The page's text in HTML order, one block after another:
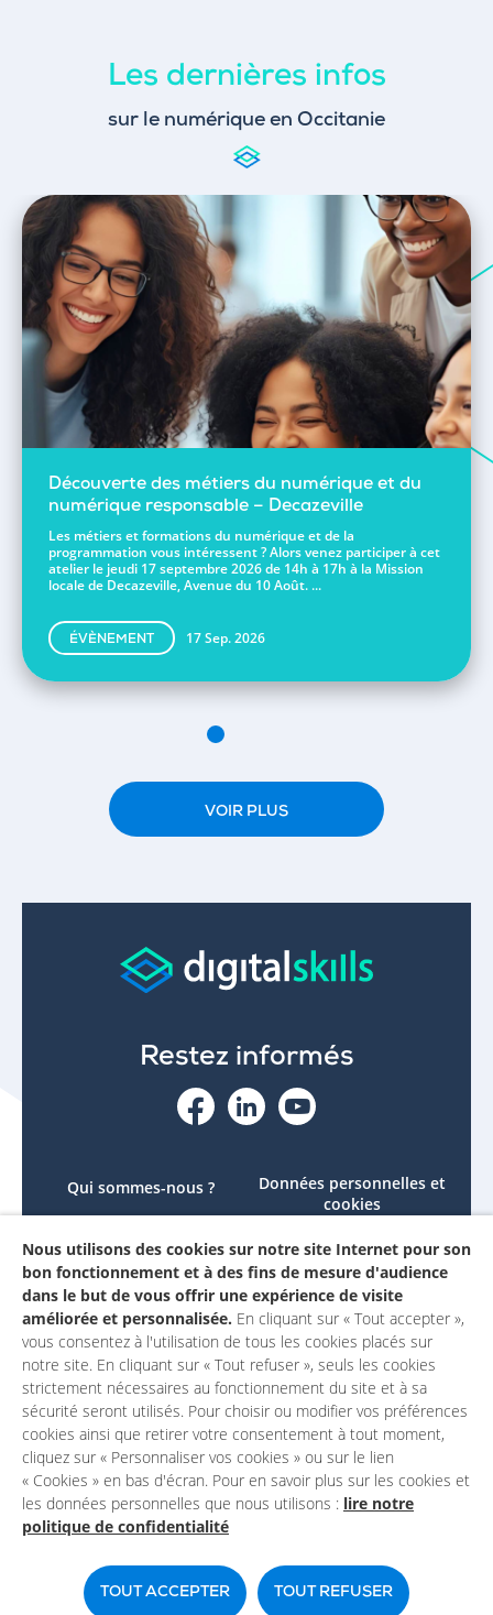
Les dernières infos
sur le numérique en Occitanie
Découverte des métiers du numérique et du
numérique responsable – Decazeville
Les métiers et formations du numérique et de la
programmation vous intéressent ? Alors venez participer à cet
atelier le jeudi 17 septembre 2026 de 14h à 17h à la Mission
locale de Decazeville, Avenue du 10 Août. ...
ÉVÈNEMENT 17 Sep. 2026
VOIR PLUS
Restez informés
Qui sommes-nous ?
Le projet
Contactez-nous
Mon compte
Données personnelles et
cookies
Accessibilité : non
conforme
Mentions légales
Un site du
Nous utilisons des cookies sur notre site Internet pour son
bon fonctionnement et à des fins de mesure d'audience
dans le but de vous offrir une expérience de visite
améliorée et personnalisée. En cliquant sur « Tout accepter »,
vous consentez à l'utilisation de tous les cookies placés sur
notre site. En cliquant sur « Tout refuser », seuls les cookies
strictement nécessaires au fonctionnement du site et à sa
sécurité seront utilisés. Pour choisir ou modifier vos préférences
cookies ainsi que retirer votre consentement à tout moment,
cliquez sur « Personnaliser vos cookies » ou sur le lien
« Cookies » en bas d'écran. Pour en savoir plus sur les cookies et
les données personnelles que nous utilisons : lire notre
politique de confidentialité
TOUT ACCEPTER TOUT REFUSER